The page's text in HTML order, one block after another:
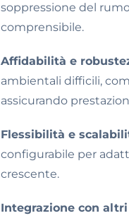
soppressione del
comprensibile.
Affidabilità e
ambientali difficili,
assicurando
Flessibilità e
configurabile per
crescente.
Integrazione con